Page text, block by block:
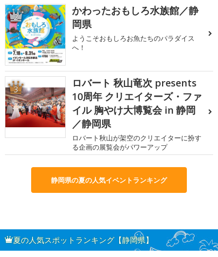
2
かわったおもしろ水族館／静
岡県
ようこそおもしろお魚たちのパラダイス
へ！
3
ロバート 秋山竜次 presents
10周年 クリエイターズ・ファ
イル 胸やけ大博覧会 in 静岡
／静岡県
ロバート秋山が架空のクリエイターに扮す
る企画の展覧会がパワーアップ
静岡県の夏の人気イベントランキング
夏の人気スポットランキング【静岡県】